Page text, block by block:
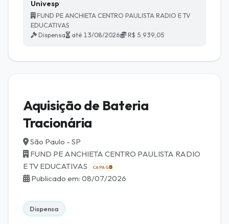
Univesp
FUND PE ANCHIETA CENTRO PAULISTA RADIO E TV
EDUCATIVAS
Dispensa
até 13/08/2026 R$ 5.939,05
Aquisição de Bateria
Tracionária
São Paulo - SP
FUND PE ANCHIETA CENTRO PAULISTA RADIO
E TV EDUCATIVAS
CAPAGB
Publicado em: 08/07/2026
Dispensa